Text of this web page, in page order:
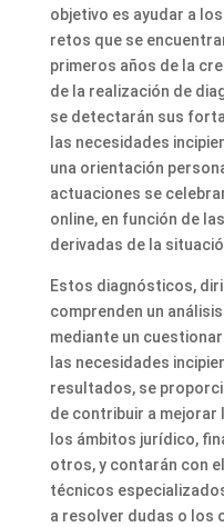
objetivo es ayudar a
retos que se
primeros años de la
de la realización de
se detectarán sus
las necesidades
una orientación
actuaciones se
online, en función de
derivadas de la
Estos diagnósticos,
comprenden un
mediante un
las necesidades
resultados, se
de contribuir a
los ámbitos jurídico,
otros, y contarán con
técnicos
a resolver dudas o los